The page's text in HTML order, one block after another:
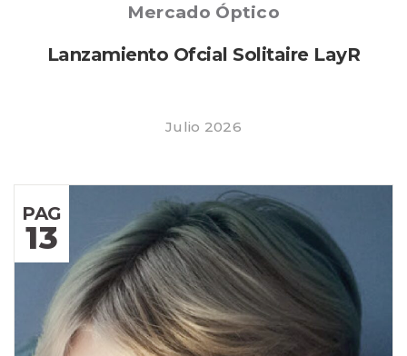
Posted
Mercado Óptico
Lanzamiento Ofcial Solitaire LayR
Julio 2026
PAG
13